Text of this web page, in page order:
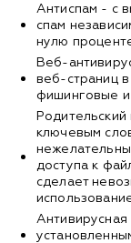
Антиспам - с
спам
нулю
Веб-
веб-страниц
фишинговые и
ключевым
доступа к
сделает
Антивирусная